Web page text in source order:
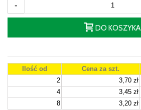
-
DO KOSZYKA
Ilość od Cena za szt.
2
3,70 zł
4
3,45 zł
8
3,20 zł